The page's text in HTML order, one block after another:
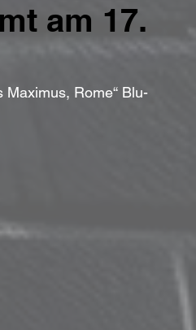
am 17.
Maximus, Rome“ Blu-